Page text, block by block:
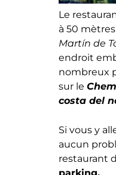
UNE
TRÈS
ET